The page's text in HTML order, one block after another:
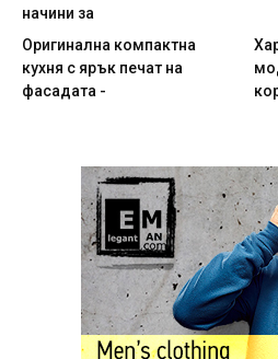
начини за
Оригинална компактна
кухня с ярък печат на
фасадата -